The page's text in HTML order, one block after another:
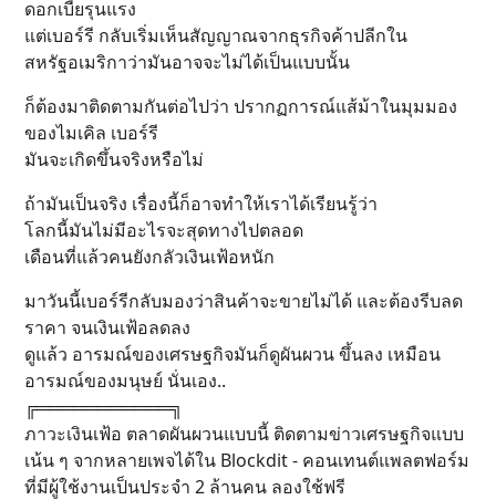
ดอกเบี้ยรุนแรง
แต่เบอร์รี กลับเริ่มเห็นสัญญาณจากธุรกิจค้าปลีกใน
สหรัฐอเมริกาว่ามันอาจจะไม่ได้เป็นแบบนั้น
ก็ต้องมาติดตามกันต่อไปว่า ปรากฏการณ์แส้ม้าในมุมมอง
ของไมเคิล เบอร์รี
มันจะเกิดขึ้นจริงหรือไม่
ถ้ามันเป็นจริง เรื่องนี้ก็อาจทำให้เราได้เรียนรู้ว่า
โลกนี้มันไม่มีอะไรจะสุดทางไปตลอด
เดือนที่แล้วคนยังกลัวเงินเฟ้อหนัก
มาวันนี้เบอร์รีกลับมองว่าสินค้าจะขายไม่ได้ และต้องรีบลด
ราคา จนเงินเฟ้อลดลง
ดูแล้ว อารมณ์ของเศรษฐกิจมันก็ดูผันผวน ขึ้นลง เหมือน
อารมณ์ของมนุษย์ นั่นเอง..
╔═══════════╗
ภาวะเงินเฟ้อ ตลาดผันผวนแบบนี้ ติดตามข่าวเศรษฐกิจแบบ
เน้น ๆ จากหลายเพจได้ใน Blockdit - คอนเทนต์แพลตฟอร์ม
ที่มีผู้ใช้งานเป็นประจำ 2 ล้านคน ลองใช้ฟรี